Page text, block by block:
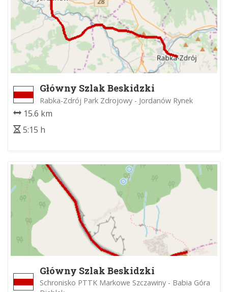
Główny Szlak Beskidzki
Rabka-Zdrój Park Zdrojowy - Jordanów Rynek
15.6 km
5:15 h
Główny Szlak Beskidzki
Schronisko PTTK Markowe Szczawiny - Babia Góra